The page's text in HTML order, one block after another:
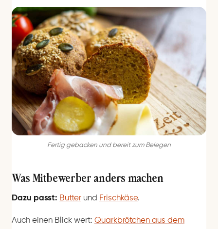
Fertig gebacken und bereit zum Belegen
Was Mitbewerber anders machen
Dazu passt: Butter und Frischkäse.
Auch einen Blick wert: Quarkbrötchen aus dem